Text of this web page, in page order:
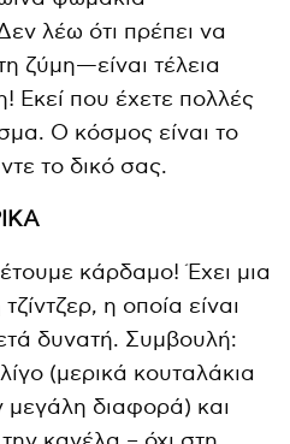
λέω ότι πρέπει να
ζύμη—είναι τέλεια
Εκεί που έχετε πολλές
Ο κόσμος είναι το
το δικό σας.
κάρδαμο! Έχει μια
η οποία είναι
δυνατή. Συμβουλή:
(μερικά κουταλάκια
διαφορά) και